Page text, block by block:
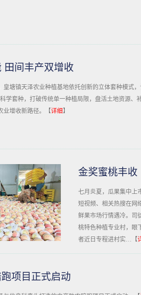
田间丰产双增收
皇塘镇天泽农业种植基地依托创新的立体套种模式
学套种，打破传统单一种植局限，盘活土地资源、
业增收新路径。【详细】
金奖蜜桃丰收
七月炎夏，瓜果集中上
短视频、相关热搜在网
鲜果市场行情遇冷。司
桃特色种植专业村，眼
者近日专程进村实…【
项目正式启动